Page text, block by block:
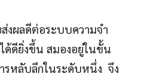
งผลดีต่อระบบความจำ
ด้ดียิ่งขึ้น สมองอยู่ในขั้น
รหลับลึกในระดับหนึ่ง จึง